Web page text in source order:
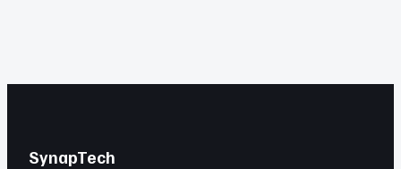
SynapTech